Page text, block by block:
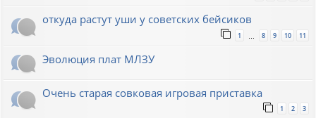
откуда растут уши у советских бейсиков
1 8 9 10 11
Эволюция плат МЛЗУ
Очень старая совковая игровая приставка
1 2 3